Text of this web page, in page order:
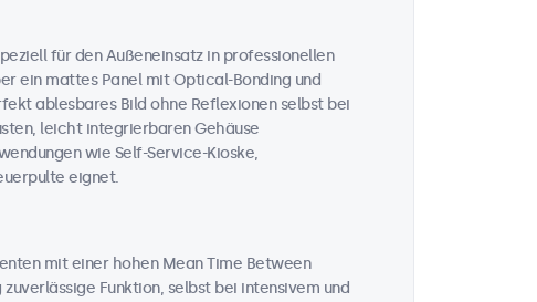
für den Außeneinsatz in professionellen
ein mattes Panel mit Optical-Bonding und
ablesbares Bild ohne Reflexionen selbst bei
leicht integrierbaren Gehäuse
wie Self-Service-Kioske,
eignet.
mit einer hohen Mean Time Between
Funktion, selbst bei intensivem und